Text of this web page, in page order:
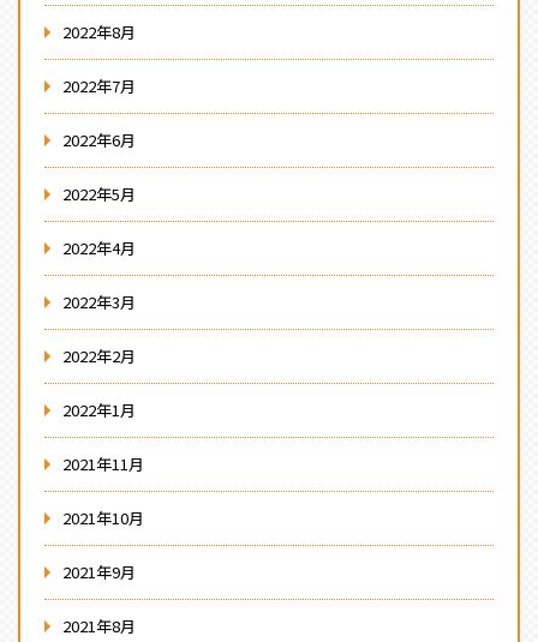
2022年8月
2022年7月
2022年6月
2022年5月
2022年4月
2022年3月
2022年2月
2022年1月
2021年11月
2021年10月
2021年9月
2021年8月